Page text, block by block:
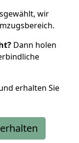
wir
Dann holen
erhalten Sie